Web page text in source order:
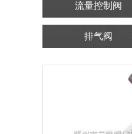
流量控制阀
排气阀
特种调节阀
隔膜阀，真空阀